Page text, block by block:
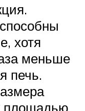
хотя
меньше
печь.
площадью